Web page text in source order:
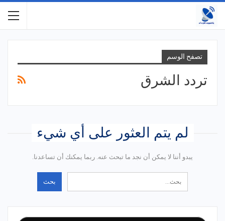
تصفح الوسم
تردد الشرق
لم يتم العثور على أي شيء
يبدو أننا لا يمكن أن نجد ما تبحث عنه. ربما يمكنك أن تساعدنا.